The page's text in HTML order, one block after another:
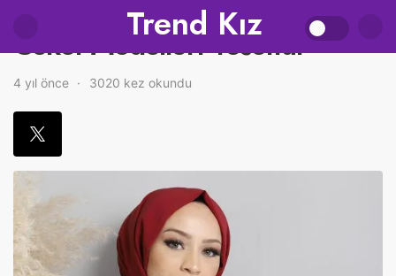
Trend Kız
Ceket Modelleri Tesettür
4 yıl önce 3020 kez okundu